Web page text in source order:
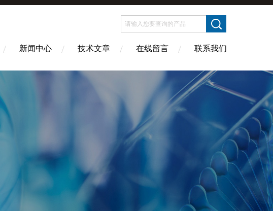
新闻中心 技术文章 在线留言 联系我们